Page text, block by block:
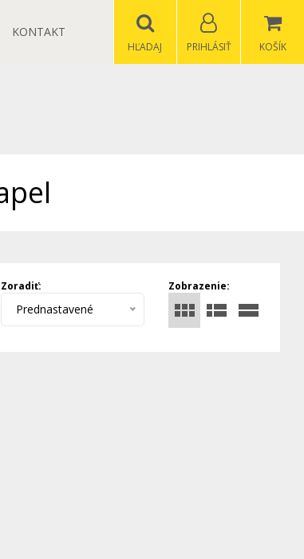
KONTAKT
KOŠÍK
PRIHLÁSIŤ
HĽADAJ
Zobrazenie:
Zoradiť:
Prednastavené